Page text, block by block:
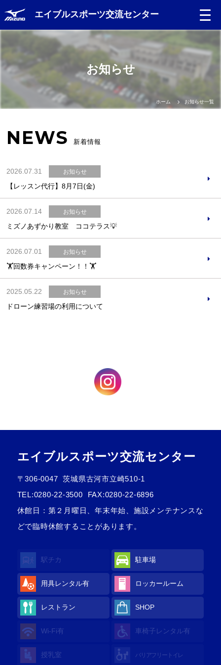
エイブルスポーツ交流センター
Language
日本語
English
Portugues
お知らせ
ホーム お知らせ一覧
NEWS 新着情報
2026.07.31 お知らせ
【レッスン代行】8月7日(金)
2026.07.14 お知らせ
ミズノあずかり教室 ココテラス💡
2026.07.01 お知らせ
🏋️回数券キャンペーン！！🏋️
2025.05.22 お知らせ
ドローン練習場の利用について
エイブルスポーツ交流センター
〒306-0047
茨城県古河市立崎510-1
TEL:0280-22-3500
FAX:0280-22-6896
休館日：第２月曜日、年末年始、施設メンテナンスな
どで臨時休館することがあります。
駅チカ 駐車場
用具レンタル有 ロッカールーム
レストラン SHOP
Wi-Fi有 車椅子レンタル有
授乳室 バリアフリートイレ